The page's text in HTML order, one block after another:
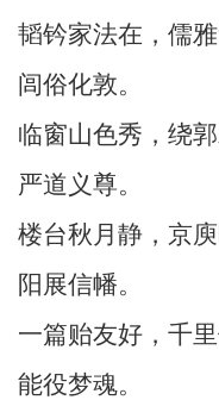
韬钤家法在，儒
闾俗化敦。
临窗山色秀，绕
严道义尊。
楼台秋月静，京
阳展信幡。
一篇贻友好，千
能役梦魂。